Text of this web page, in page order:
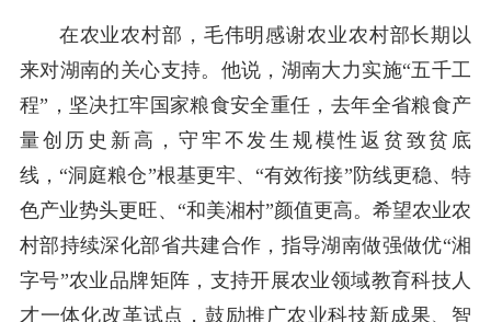
在农业农村部，毛伟明感谢农业农村部长期以
来对湖南的关心支持。他说，湖南大力实施“五千工
程”，坚决扛牢国家粮食安全重任，去年全省粮食产
量创历史新高，守牢不发生规模性返贫致贫底
线，“洞庭粮仓”根基更牢、“有效衔接”防线更稳、特
色产业势头更旺、“和美湘村”颜值更高。希望农业农
村部持续深化部省共建合作，指导湖南做强做优“湘
字号”农业品牌矩阵，支持开展农业领域教育科技人
才一体化改革试点，鼓励推广农业科技新成果、智